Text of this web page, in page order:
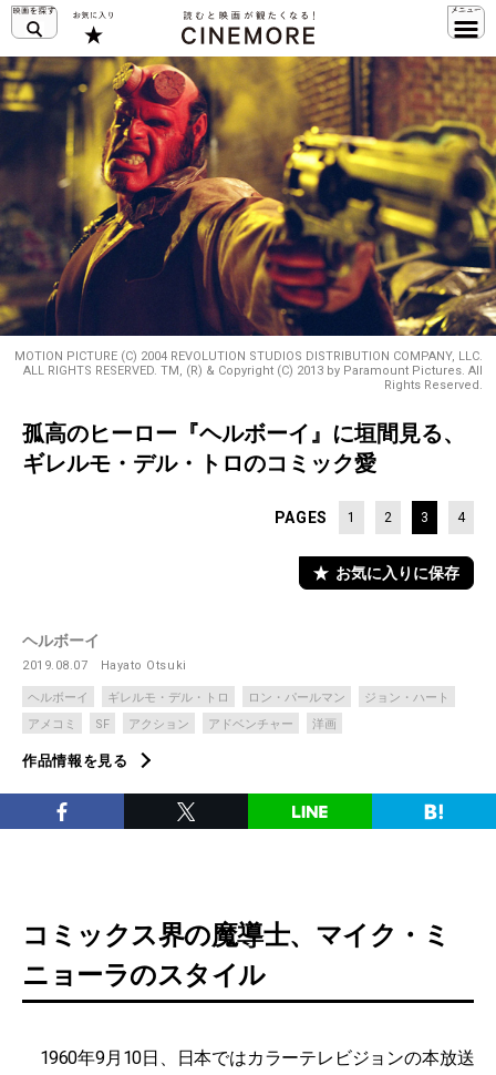
MOTION PICTURE (C) 2004 REVOLUTION STUDIOS DISTRIBUTION COMPANY, LLC.
ALL RIGHTS RESERVED. TM, (R) & Copyright (C) 2013 by Paramount Pictures. All
Rights Reserved.
孤高のヒーロー『ヘルボーイ』に垣間見る、
ギレルモ・デル・トロのコミック愛
PAGES 1 2 3 4
お気に入りに保存
ヘルボーイ
2019.08.07 Hayato Otsuki
ヘルボーイ ギレルモ・デル・トロ ロン・パールマン
ジョン・ハート
アメコミ
SF アクション アドベンチャー 洋画
作品情報を見る
コミックス界の魔導士、マイク・ミ
ニョーラのスタイル
1960年9月10日、日本ではカラーテレビジョンの本放送